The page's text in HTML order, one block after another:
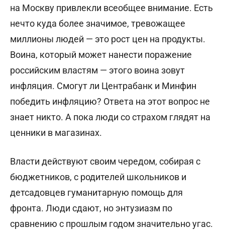
на Москву привлекли всеобщее внимание. Есть
нечто куда более значимое, тревожащее
миллионы людей — это рост цен на продукты.
Воина, который может нанести поражение
российским властям — этого воина зовут
инфляция. Смогут ли Центрабанк и Минфин
победить инфляцию? Ответа на этот вопрос не
знает никто. А пока люди со страхом глядят на
ценники в магазинах.
Власти действуют своим чередом, собирая с
бюджетников, с родителей школьников и
детсадовцев гуманитарную помощь для
фронта. Люди сдают, но энтузиазм по
сравнению с прошлым годом значительно угас.